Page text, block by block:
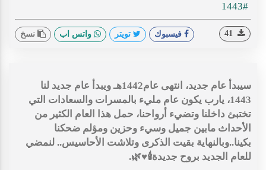
#1443
فيسبوك تويتر واتس اب نسخ
‏سيبدأ عام جديد، انتهى عام1442هـ ويبدأ عام جديد لنا
1443، يارب يكون عام مليء بالمسرات والسعادات التي
تختبئ داخلنا وتضيء أرواحنا، حمل هذا العام الكثير من
الأحداث مابين جميل وسيء وحزين ومؤلم ضحكنا
بكينا..وبالنهاية بقيت الذكرى وتلاشت الأحاسيس.. لنمضي
للعام الجديد بروح جديدة🕯♥️🌿.